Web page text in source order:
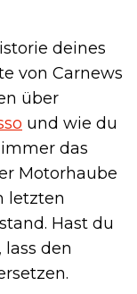
deines
von Carnews
über
und wie du
das
Motorhaube
letzten
Hast du
den